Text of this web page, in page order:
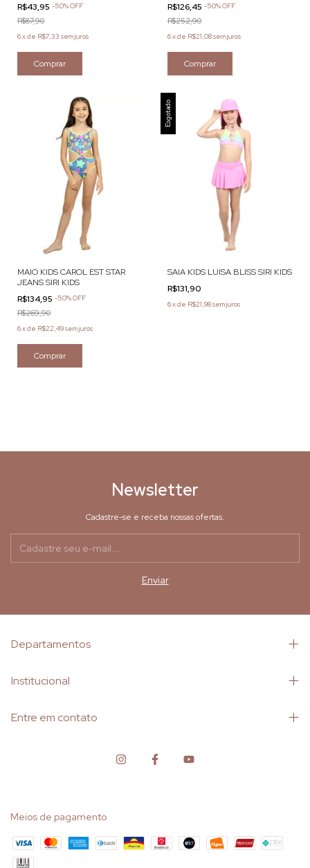
R$43,95 -50%OFF
R$87,90
6xde R$7,33 sem juros
Comprar
R$126,45 -50%OFF
R$252,90
6xde R$21,08sem juros
Comprar
MAIO KIDS CAROL EST STAR
JEANS SIRI KIDS
R$134,95 -50%OFF
R$269,90
6xde R$22,49sem juros
Comprar
Esgotado
SAIA KIDS LUISA BLISS SIRI KIDS
R$131,90
6xde R$21,98sem juros
Newsletter
Cadastre-se e receba nossas ofertas.
Departamentos
Institucional
Entre em contato
Meios de pagamento